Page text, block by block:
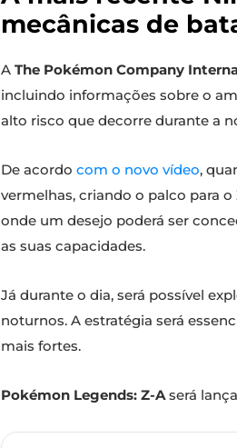
mecânicas de
A The Pokémon Company
incluindo informações sobre o
alto risco que decorre durante a
De acordo com o novo vídeo,
vermelhas, criando o palco para
onde um desejo poderá ser
as suas capacidades.
Já durante o dia, será possível
noturnos. A estratégia será
mais fortes.
Pokémon Legends: Z-Aserá